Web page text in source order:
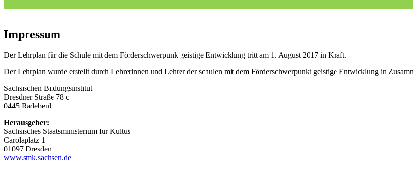
Impressum
Der Lehrplan für die Schule mit dem Förderschwerpunk geistige Entwicklung tritt am 1. August 2017 in Kraft.
Der Lehrplan wurde erstellt durch Lehrerinnen und Lehrer der schulen mit dem Förderschwerpunkt geistige Entwicklung in
Sächsischen Bildungsinstitut
Dresdner Straße 78 c
0445 Radebeul
Herausgeber:
Sächsisches Staatsministerium für Kultus
Carolaplatz 1
01097 Dresden
www.smk.sachsen.de